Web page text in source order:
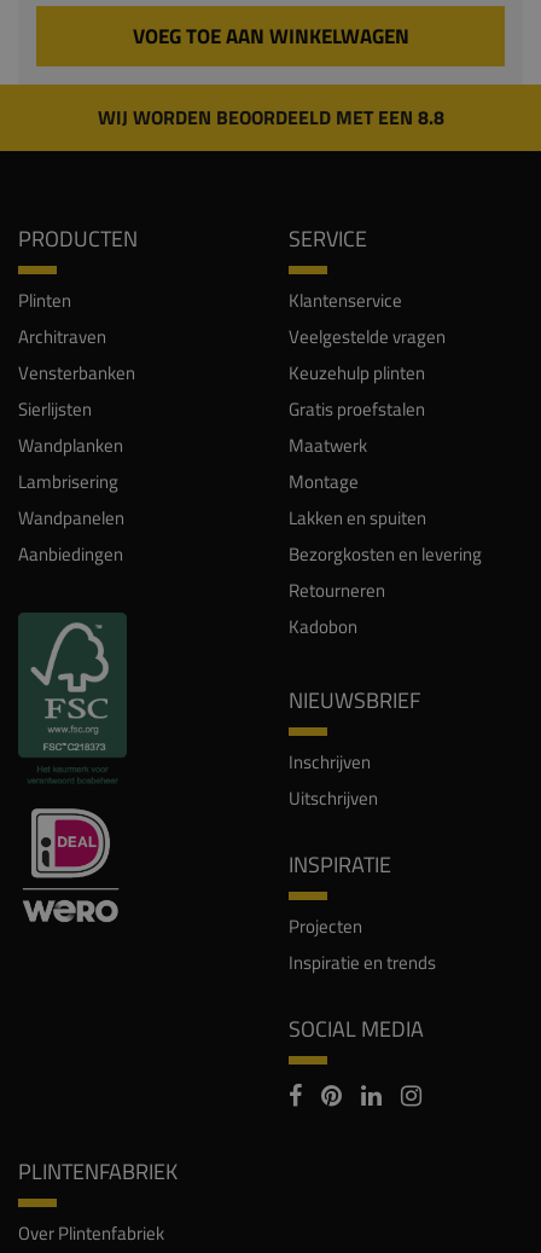
VOEG TOE AAN WINKELWAGEN
WIJ WORDEN BEOORDEELD MET EEN 8.8
PRODUCTEN
Plinten
Architraven
Vensterbanken
Sierlijsten
Wandplanken
Lambrisering
Wandpanelen
Aanbiedingen
SERVICE
Klantenservice
Veelgestelde vragen
Keuzehulp plinten
Gratis proefstalen
Maatwerk
Montage
Lakken en spuiten
Bezorgkosten en levering
Retourneren
Kadobon
NIEUWSBRIEF
Inschrijven
Uitschrijven
INSPIRATIE
Projecten
Inspiratie en trends
SOCIAL MEDIA
PLINTENFABRIEK
Over Plintenfabriek